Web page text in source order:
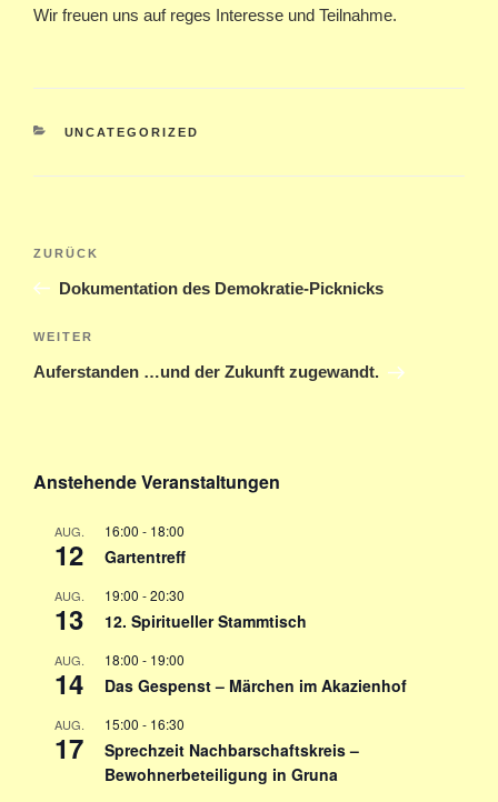
Wir freuen uns auf reges Interesse und Teilnahme.
KATEGORIEN
UNCATEGORIZED
Beitragsnavigation
Vorheriger
Beitrag
ZURÜCK
Dokumentation des Demokratie-Picknicks
Nächster
Beitrag
WEITER
Auferstanden …und der Zukunft zugewandt.
Anstehende Veranstaltungen
AUG.
12
16:00 - 18:00
Gartentreff
AUG.
13
19:00 -20:30
12. Spiritueller Stammtisch
AUG.
14
18:00 - 19:00
Das Gespenst – Märchen im Akazienhof
AUG.
17
15:00 - 16:30
Sprechzeit Nachbarschaftskreis –
Bewohnerbeteiligung in Gruna